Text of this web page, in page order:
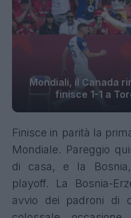
Mondiali, il Canada
finisce 1-1 a
Finisce in parità la
Mondiale. Pareggio
di casa, e la
playoff. La Bosnia-
avvio dei padroni di